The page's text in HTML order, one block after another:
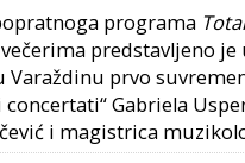
programa
predstavljeno
Varaždinu prvo
concertati“ Gabriela
i magistrica